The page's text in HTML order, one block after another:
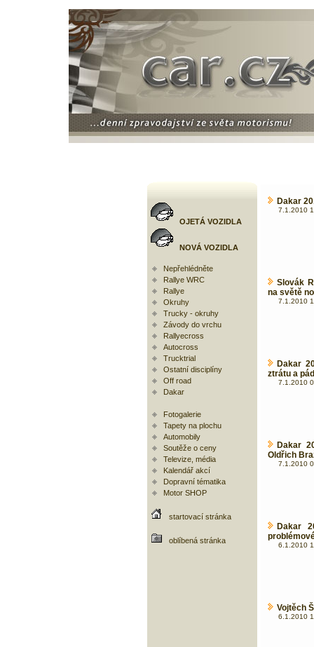
OJETÁ VOZIDLA
NOVÁ VOZIDLA
Nepřehlédněte
Rallye WRC
Rallye
Okruhy
Trucky - okruhy
Závody do vrchu
Rallyecross
Autocross
Trucktrial
Ostatní disciplíny
Off road
Dakar
Fotogalerie
Tapety na plochu
Automobily
Soutěže o ceny
Televize, média
Kalendář akcí
Dopravní tématika
Motor SHOP
startovací stránka
oblíbená stránka
Dakar
7.1.2010
Slovák
na světě
7.1.2010
Dakar
ztrátu a
7.1.2010
Dakar
Oldřich
7.1.2010
Dakar
6.1.2010
Vojtěch
6.1.2010